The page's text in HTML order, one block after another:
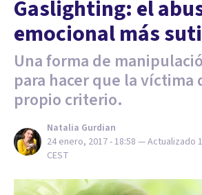
Gaslighting: el
emocional más
Una forma de
para hacer que la víctima
propio criterio.
Natalia Gurdian
24 enero, 2017 - 18:58 — Actualizado
CEST